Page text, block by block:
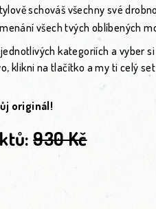
schováš všechny své
všech tvých oblíbených
kategoriích a vyber
klikni na tlačítko a my ti celý
originál!
930 Kč